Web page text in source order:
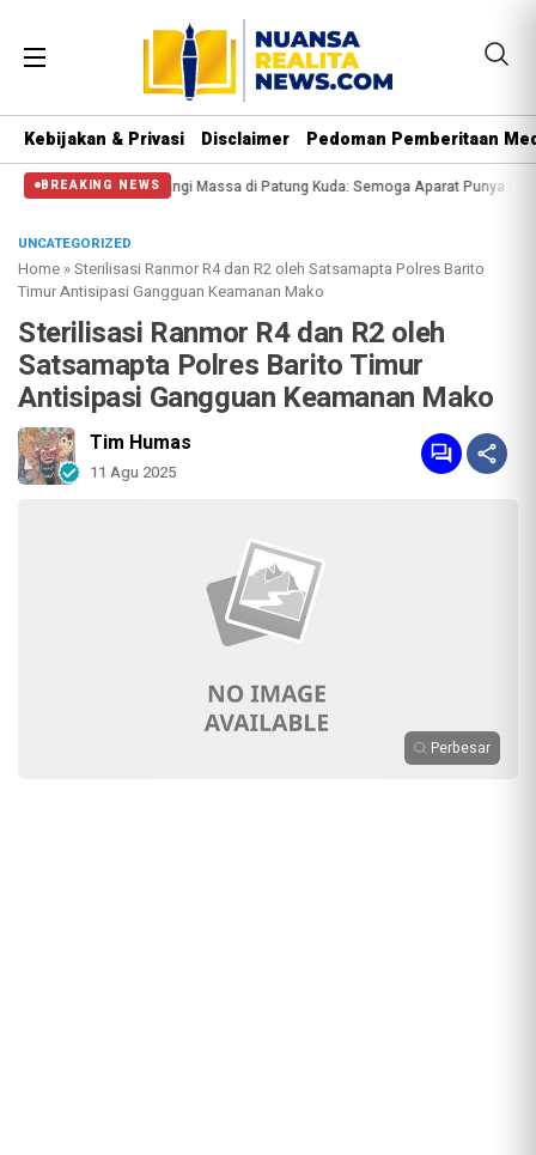
Kebijakan & Privasi Disclaimer Pedoman Pemberitaan
BREAKING NEWS
Halangi Massa di Patung Kuda: Semoga Aparat Punya Hati Nurani
UNCATEGORIZED
Home »Sterilisasi Ranmor R4 dan R2 oleh Satsamapta Polres Barito
Timur Antisipasi Gangguan Keamanan Mako
Sterilisasi Ranmor R4 dan R2 oleh
Satsamapta Polres Barito Timur
Antisipasi Gangguan Keamanan Mako
Tim Humas
11 Agu 2025
Perbesar